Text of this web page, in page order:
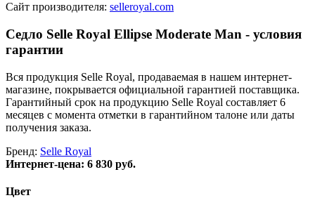
Сайт производителя: selleroyal.com
Седло Selle Royal Ellipse Moderate Man - условия
гарантии
Вся продукция Selle Royal, продаваемая в нашем интернет-
магазине, покрывается официальной гарантией поставщика.
Гарантийный срок на продукцию Selle Royal составляет 6
месяцев с момента отметки в гарантийном талоне или даты
получения заказа.
Бренд: Selle Royal
Интернет-цена: 6 830 руб.
Цвет